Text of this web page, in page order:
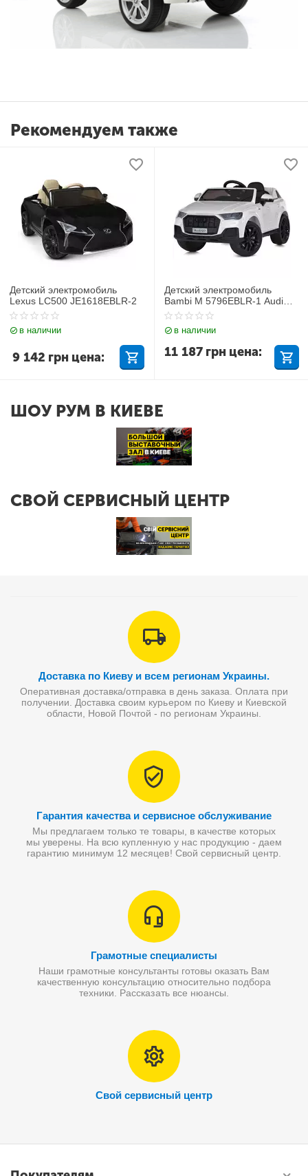
Рекомендуем также
Детский электромобиль
Lexus LC500 JE1618EBLR-2
в наличии
9 142 грн цена:
Детский электромобиль
Bambi M 5796EBLR-1 Audi
Q7
в наличии
11 187 грн цена:
ШОУ РУМ В КИЕВЕ
СВОЙ СЕРВИСНЫЙ ЦЕНТР
Доставка по Киеву и всем регионам Украины.
Оперативная доставка/отправка в день заказа. Оплата при
получении. Доставка своим курьером по Киеву и Киевской
области, Новой Почтой - по регионам Украины.
Гарантия качества и сервисное обслуживание
Мы предлагаем только те товары, в качестве которых
мы уверены. На всю купленную у нас продукцию - даем
гарантию минимум 12 месяцев! Свой сервисный центр.
Грамотные специалисты
Наши грамотные консультанты готовы оказать Вам
качественную консультацию относительно подбора
техники. Рассказать все нюансы.
Свой сервисный центр